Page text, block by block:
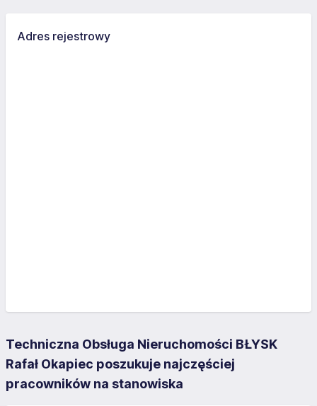
Adres rejestrowy
Techniczna Obsługa Nieruchomości BŁYSK
Rafał Okapiec poszukuje najczęściej
pracowników na stanowiska